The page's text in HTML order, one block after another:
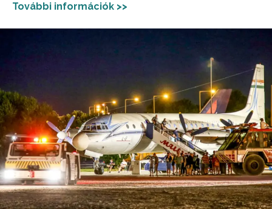
További információk >>